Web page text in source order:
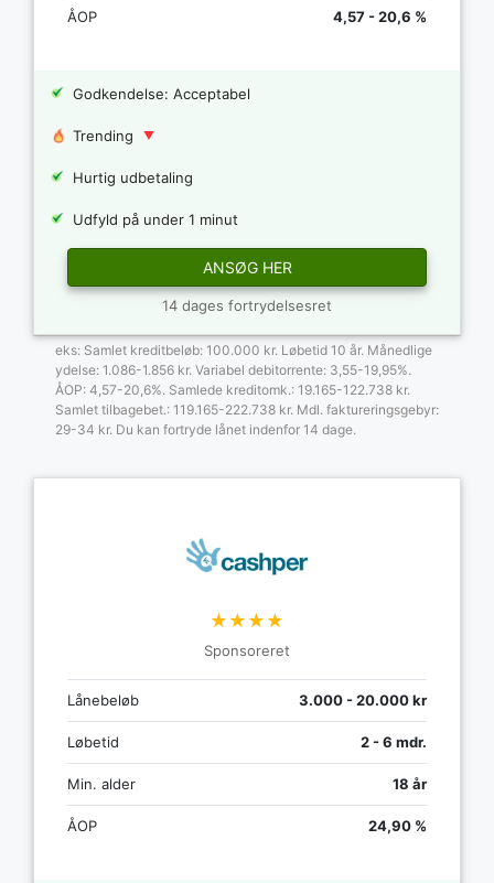
ÅOP 4,57 - 20,6 %
Godkendelse: Acceptabel
Trending
Hurtig udbetaling
Udfyld på under 1 minut
ANSØG HER
14 dages fortrydelsesret
eks: Samlet kreditbeløb: 100.000 kr. Løbetid 10 år. Månedlige
ydelse: 1.086-1.856 kr. Variabel debitorrente: 3,55-19,95%.
ÅOP: 4,57-20,6%. Samlede kreditomk.: 19.165-122.738 kr.
Samlet tilbagebet.: 119.165-222.738 kr. Mdl. faktureringsgebyr:
29-34 kr. Du kan fortryde lånet indenfor 14 dage.
★★★★
Sponsoreret
Lånebeløb 3.000 - 20.000 kr
Løbetid 2 - 6 mdr.
Min. alder 18 år
ÅOP 24,90 %